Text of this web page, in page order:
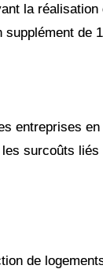
la
de
entreprises
surcoûts liés
de